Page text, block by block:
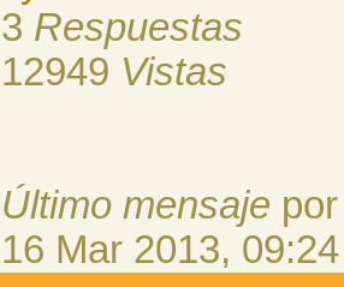
3 Respuestas
12949 Vistas
Último mensaje
16 Mar 2013, 09:24